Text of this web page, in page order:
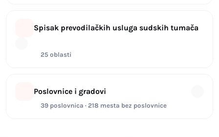
Spisak prevodilačkih usluga sudskih tumača
25 oblasti
Poslovnice i gradovi
39 poslovnica · 218 mesta bez poslovnice